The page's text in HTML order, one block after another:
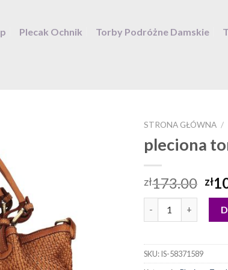
Plecak Ochnik Torby Podróżne Damskie
STRONA GŁÓWNA /
pleciona
zł173.00 zł
SKU:IS-58371589